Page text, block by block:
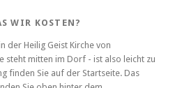
WIR KOSTEN?
der Heilig Geist Kirche von
steht mitten im Dorf - ist also leicht zu
finden Sie auf der Startseite. Das